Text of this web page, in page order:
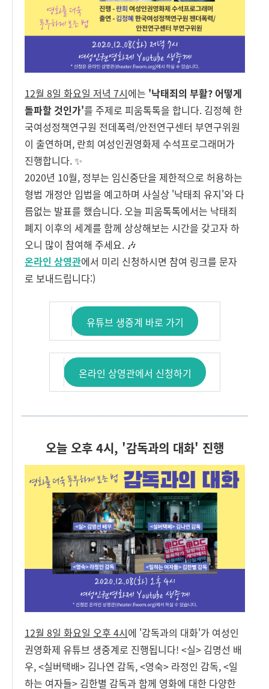
12월 8일 화요일 저녁 7시에는 '낙태죄의 부활? 어떻게
돌파할 것인가'를 주제로 피움톡톡을 합니다. 김정혜 한
국여성정책연구원 전데폭력/안전연구센터 부연구위원
이 출연하며, 란희 여성인권영화제 수석프로그래머가
진행합니다. ✨
2020년 10월, 정부는 임신중단을 제한적으로 허용하는
형법 개정안 입법을 예고하며 사실상 '낙태죄 유지'와 다
름없는 발표를 했습니다.오늘 피움톡톡에서는 낙태죄
폐지 이후의 세계를 함께 상상해보는 시간을 갖고자 하
오니 많이 참여해 주세요. 🎶
온라인 상영관에서 미리 신청하시면 참여 링크를 문자
로 보내드립니다:)
유튜브 생중계 바로 가기
온라인 상영관에서 신청하기
오늘 오후 4시, '감독과의 대화' 진행
12월 8일 화요일 오후 4시에 '감독과의 대화'가 여성인
권영화제 유튜브 생중계로 진행됩니다! <실> 김명선 배
우, <실버택배> 김나연 감독, <영숙> 라정인 감독, <일
하는 여자들> 김한별 감독과 함께 영화에 대한 다양한